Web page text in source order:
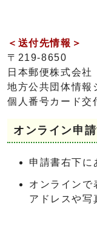
＜送付先情報＞
〒219-8650
日本郵便株式会
地方公共団体情報
個人番号カード
オンライン申
申請書右下に
オンラインで
アドレスや写